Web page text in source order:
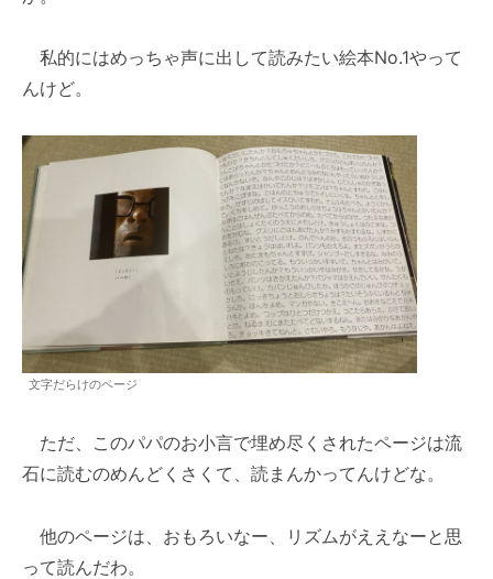
私的にはめっちゃ声に出して読みたい絵本No.1やって
んけど。
文字だらけのページ
ただ、このパパのお小言で埋め尽くされたページは流
石に読むのめんどくさくて、読まんかってんけどな。
他のページは、おもろいなー、リズムがええなーと思
って読んだわ。